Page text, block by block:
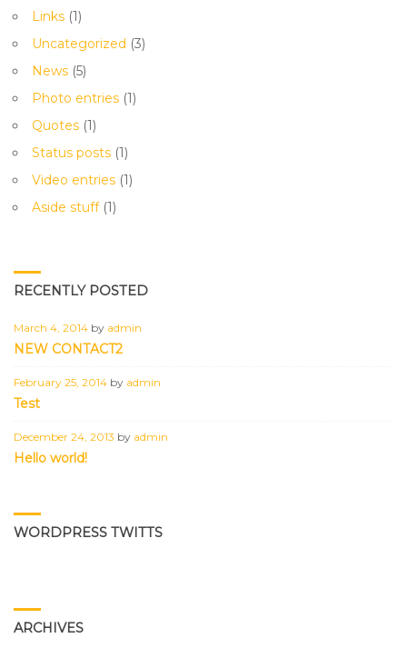
Links (1)
Uncategorized (3)
News (5)
Photo entries (1)
Quotes (1)
Status posts (1)
Video entries (1)
Aside stuff(1)
RECENTLY POSTED
March 4, 2014 by admin
NEW CONTACT2
February 25, 2014 by admin
Test
December 24, 2013 by admin
Hello world!
WORDPRESS TWITTS
ARCHIVES